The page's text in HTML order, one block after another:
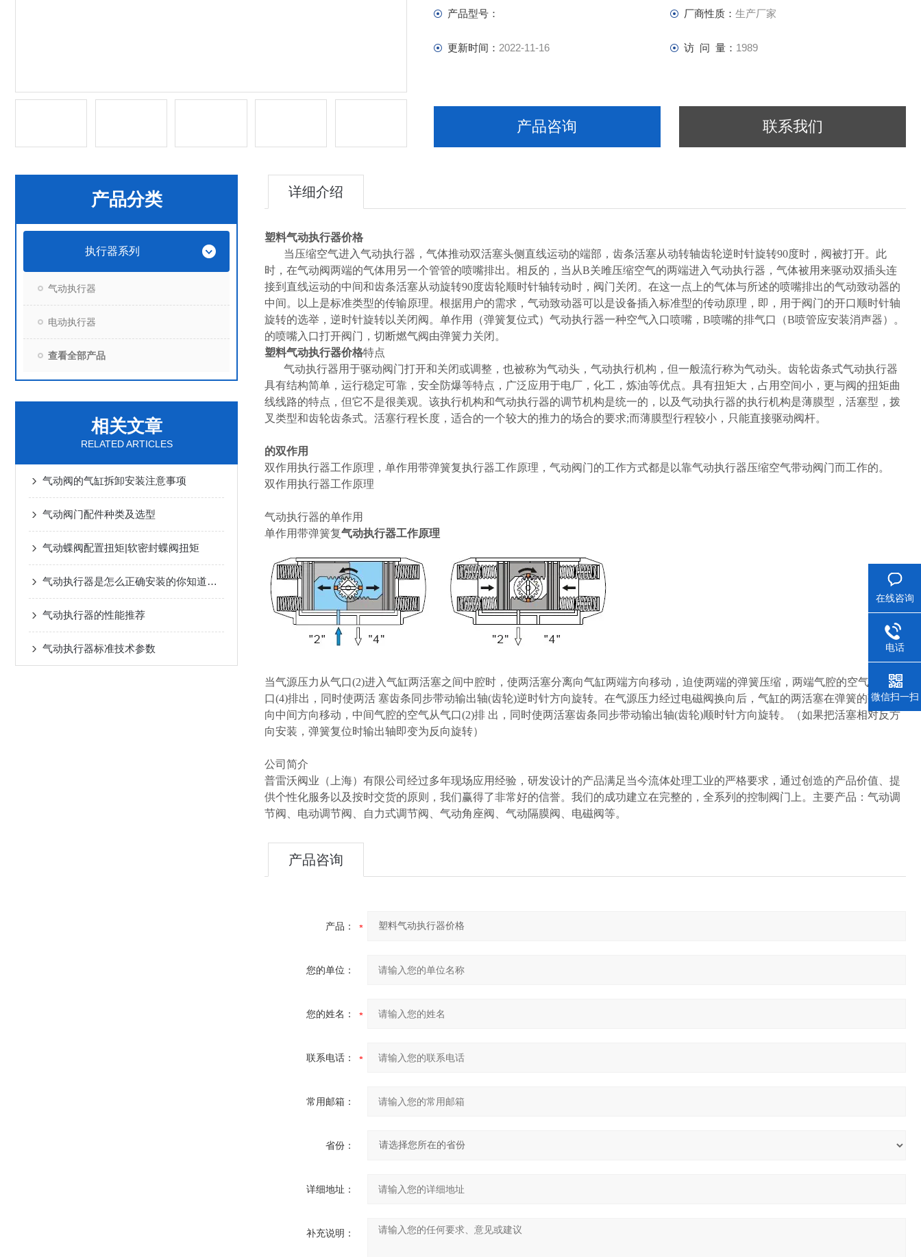
产品型号： 厂商性质： 生产厂家
更新时间： 2022-11-16 访 问 量： 1989
产品咨询 联系我们
产品分类
执行器系列
气动执行器
电动执行器
查看全部产品
相关文章
RELATED ARTICLES
气动阀的气缸拆卸安装注意事项
气动阀门配件种类及选型
气动蝶阀配置扭矩|软密封蝶阀扭矩
气动执行器是怎么正确安装的你知道吗？
气动执行器的性能推荐
气动执行器标准技术参数
详细介绍
塑料气动执行器价格
当压缩空气进入气动执行器，气体推动双活塞头侧直线运动的端部，齿条活塞从动转轴齿轮逆时针旋转90度时，阀被打开。此
时，在气动阀两端的气体用另一个管管的喷嘴排出。相反的，当从B关雎压缩空气的两端进入气动执行器，气体被用来驱动双插头连
接到直线运动的中间和齿条活塞从动旋转90度齿轮顺时针轴转动时，阀门关闭。在这一点上的气体与所述的喷嘴排出的气动致动器的
中间。以上是标准类型的传输原理。根据用户的需求，气动致动器可以是设备插入标准型的传动原理，即，用于阀门的开口顺时针轴
旋转的选举，逆时针旋转以关闭阀。单作用（弹簧复位式）气动执行器一种空气入口喷嘴，B喷嘴的排气口（B喷管应安装消声器）。
的喷嘴入口打开阀门，切断燃气阀由弹簧力关闭。
塑料气动执行器价格特点
气动执行器用于驱动阀门打开和关闭或调整，也被称为气动头，气动执行机构，但一般流行称为气动头。齿轮齿条式气动执行器
具有结构简单，运行稳定可靠，安全防爆等特点，广泛应用于电厂，化工，炼油等优点。具有扭矩大，占用空间小，更与阀的扭矩曲
线线路的特点，但它不是很美观。该执行机构和气动执行器的调节机构是统一的，以及气动执行器的执行机构是薄膜型，活塞型，拨
叉类型和齿轮齿条式。活塞行程长度，适合的一个较大的推力的场合的要求;而薄膜型行程较小，只能直接驱动阀杆。
的双作用
双作用执行器工作原理，单作用带弹簧复执行器工作原理，气动阀门的工作方式都是以靠气动执行器压缩空气带动阀门而工作的。
双作用执行器工作原理
气动执行器的单作用
单作用带弹簧复气动执行器工作原理
当气源压力从气口(2)进入气缸两活塞之间中腔时，使两活塞分离向气缸两端方向移动，迫使两端的弹簧压缩，两端气腔的空气通过气
口(4)排出，同时使两活 塞齿条同步带动输出轴(齿轮)逆时针方向旋转。在气源压力经过电磁阀换向后，气缸的两活塞在弹簧的弹力下
向中间方向移动，中间气腔的空气从气口(2)排 出，同时使两活塞齿条同步带动输出轴(齿轮)顺时针方向旋转。（如果把活塞相对反方
向安装，弹簧复位时输出轴即变为反向旋转）
公司简介
普雷沃阀业（上海）有限公司经过多年现场应用经验，研发设计的产品满足当今流体处理工业的严格要求，通过创造的产品价值、提
供个性化服务以及按时交货的原则，我们赢得了非常好的信誉。我们的成功建立在完整的，全系列的控制阀门上。主要产品：气动调
节阀、电动调节阀、自力式调节阀、气动角座阀、气动隔膜阀、电磁阀等。
产品咨询
产品：
您的单位：
您的姓名：
联系电话：
常用邮箱：
省份：
详细地址：
补充说明：
在线咨询
电话
微信扫一扫